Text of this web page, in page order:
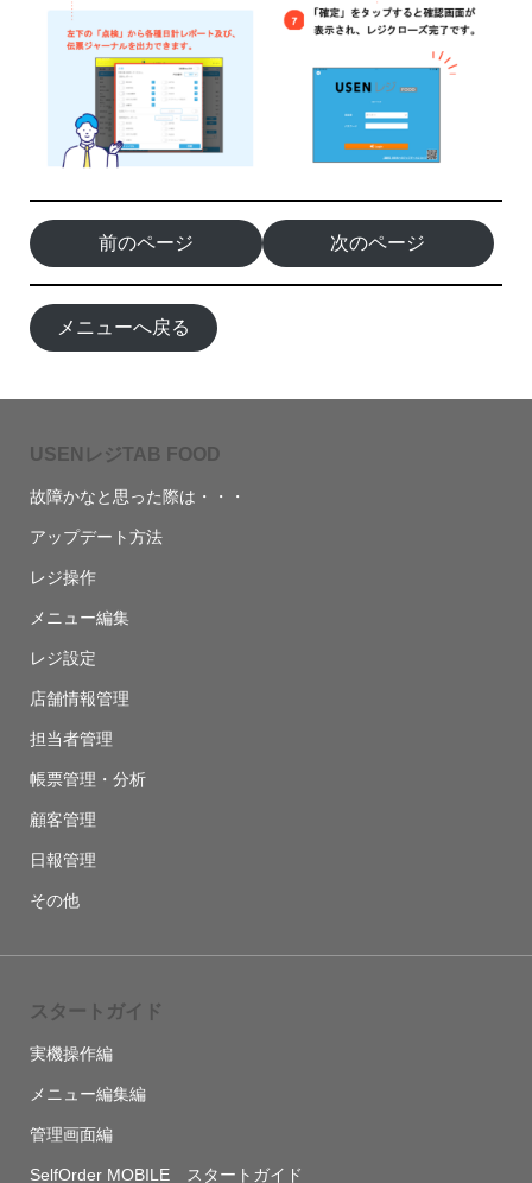
前のページ 次のページ
メニューへ戻る
USENレジTAB FOOD
故障かなと思った際は・・・
アップデート方法
レジ操作
メニュー編集
レジ設定
店舗情報管理
担当者管理
帳票管理・分析
顧客管理
日報管理
その他
スタートガイド
実機操作編
メニュー編集編
管理画面編
SelfOrder MOBILE スタートガイド